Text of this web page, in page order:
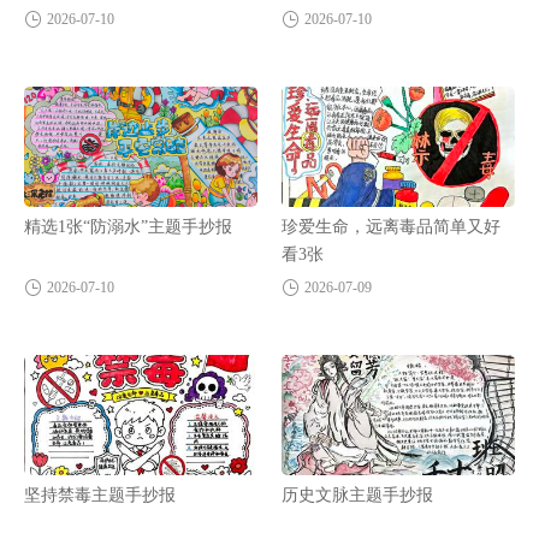
2026-07-10 2026-07-10
精选1张“防溺水”主题手抄报
2026-07-10
珍爱生命，远离毒品简单又好
看3张
2026-07-09
坚持禁毒主题手抄报 历史文脉主题手抄报